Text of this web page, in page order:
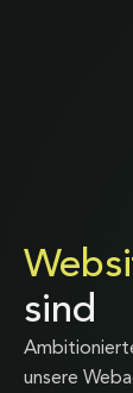
sind
unsere